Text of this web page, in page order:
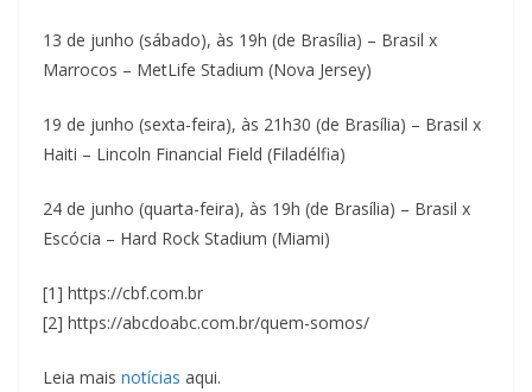
13 de junho (sábado), às 19h (de Brasília) – Brasil x
Marrocos – MetLife Stadium (Nova Jersey)
19 de junho (sexta-feira), às 21h30 (de Brasília) – Brasil x
Haiti – Lincoln Financial Field (Filadélfia)
24 de junho (quarta-feira), às 19h (de Brasília) – Brasil x
Escócia – Hard Rock Stadium (Miami)
[1] https://cbf.com.br
[2] https://abcdoabc.com.br/quem-somos/
Leia mais notícias aqui.